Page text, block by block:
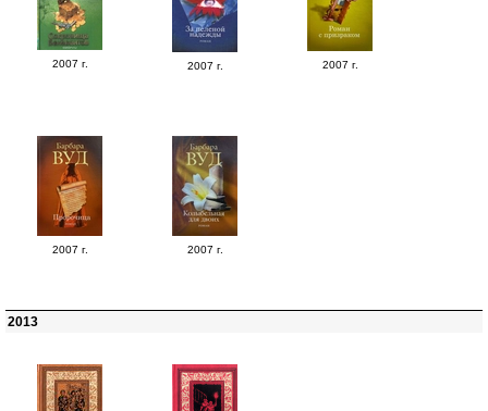
2007 г. 2007 г. 2007 г.
2007 г. 2007 г.
2013